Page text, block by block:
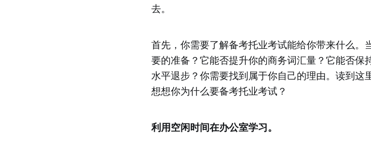
去。
首先，你需要了解备考托业考试能给你带来什么。
要的准备？它能否提升你的商务词汇量？它能否保
水平退步？你需要找到属于你自己的理由。读到这
想想你为什么要备考托业考试？
利用空闲时间在办公室学习。